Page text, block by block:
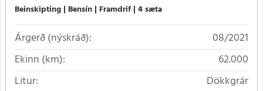
Beinskipting Bensín Framdrif 4 sæta
Árgerð (nýskráð):
08/2021
Ekinn (km):
62.000
Litur:
Dökkgrár